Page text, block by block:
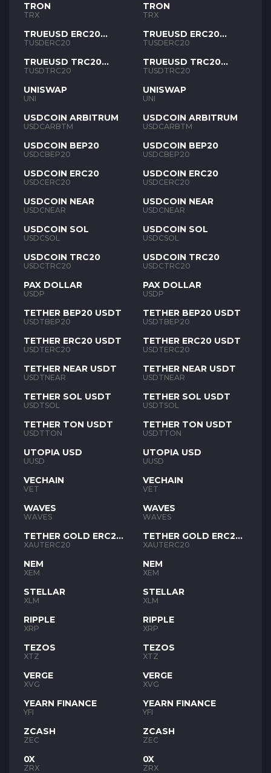
TRON
TRX
TRUEUSD ERC20
TUSD
TUSDERC20
TRUEUSD TRC20
TUSD
TUSDTRC20
UNISWAP
UNI
USDCOIN ARBITRUM
USDCARBTM
USDCOIN BEP20
USDCBEP20
USDCOIN ERC20
USDCERC20
USDCOIN NEAR
USDCNEAR
USDCOIN SOL
USDCSOL
USDCOIN TRC20
USDCTRC20
PAX DOLLAR
USDP
TETHER BEP20 USDT
USDTBEP20
TETHER ERC20 USDT
USDTERC20
TETHER NEAR USDT
USDTNEAR
TETHER SOL USDT
USDTSOL
TETHER TON USDT
USDTTON
UTOPIA USD
UUSD
VECHAIN
VET
WAVES
WAVES
TETHER GOLD ERC20
XAUT
XAUTERC20
NEM
XEM
STELLAR
XLM
RIPPLE
XRP
TEZOS
XTZ
VERGE
XVG
YEARN FINANCE
YFI
ZCASH
ZEC
0X
ZRX
TRON
TRX
TRUEUSD ERC20
TUSD
TUSDERC20
TRUEUSD TRC20
TUSD
TUSDTRC20
UNISWAP
UNI
USDCOIN ARBITRUM
USDCARBTM
USDCOIN BEP20
USDCBEP20
USDCOIN ERC20
USDCERC20
USDCOIN NEAR
USDCNEAR
USDCOIN SOL
USDCSOL
USDCOIN TRC20
USDCTRC20
PAX DOLLAR
USDP
TETHER BEP20 USDT
USDTBEP20
TETHER ERC20 USDT
USDTERC20
TETHER NEAR USDT
USDTNEAR
TETHER SOL USDT
USDTSOL
TETHER TON USDT
USDTTON
UTOPIA USD
UUSD
VECHAIN
VET
WAVES
WAVES
TETHER GOLD ERC20
XAUT
XAUTERC20
NEM
XEM
STELLAR
XLM
RIPPLE
XRP
TEZOS
XTZ
VERGE
XVG
YEARN FINANCE
YFI
ZCASH
ZEC
0X
ZRX